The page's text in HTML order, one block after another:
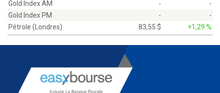
Gold Index AM -
-
Gold Index PM
-
-
Pétrole (Londres)
83,55 $ +1,29 %